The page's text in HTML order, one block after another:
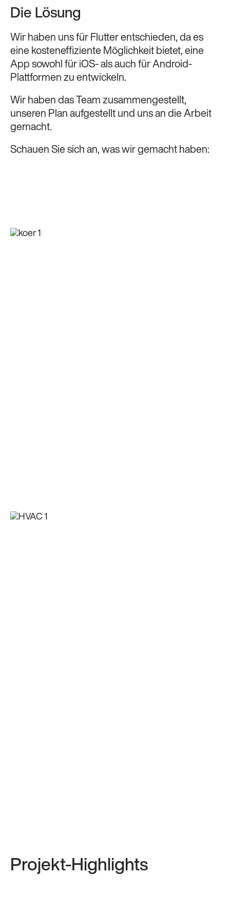
Die Lösung
Wir haben uns für Flutter entschieden, da es
eine kosteneffiziente Möglichkeit bietet, eine
App sowohl für iOS- als auch für Android-
Plattformen zu entwickeln.
Wir haben das Team zusammengestellt,
unseren Plan aufgestellt und uns an die Arbeit
gemacht.
Schauen Sie sich an, was wir gemacht haben:
Projekt-Highlights